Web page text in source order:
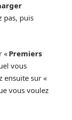
pas, puis
« Premiers
vous
ensuite sur «
vous voulez